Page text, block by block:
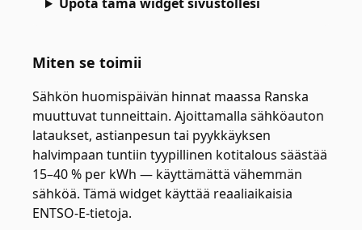
Miten se toimii
Sähkön huomispäivän hinnat maassa Ranska
muuttuvat tunneittain. Ajoittamalla sähköauton
lataukset, astianpesun tai pyykkäyksen
halvimpaan tuntiin tyypillinen kotitalous säästää
15–40 % per kWh — käyttämättä vähemmän
sähköä. Tämä widget käyttää reaaliaikaisia
ENTSO-E-tietoja.